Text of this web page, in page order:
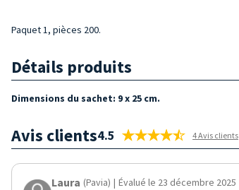
Paquet 1, pièces 200.
Détails produits
Dimensions du sachet: 9 x 25 cm.
Avis clients4.5 4 Avis clients
Laura (Pavia) | Évalué le 23 décembre 2025